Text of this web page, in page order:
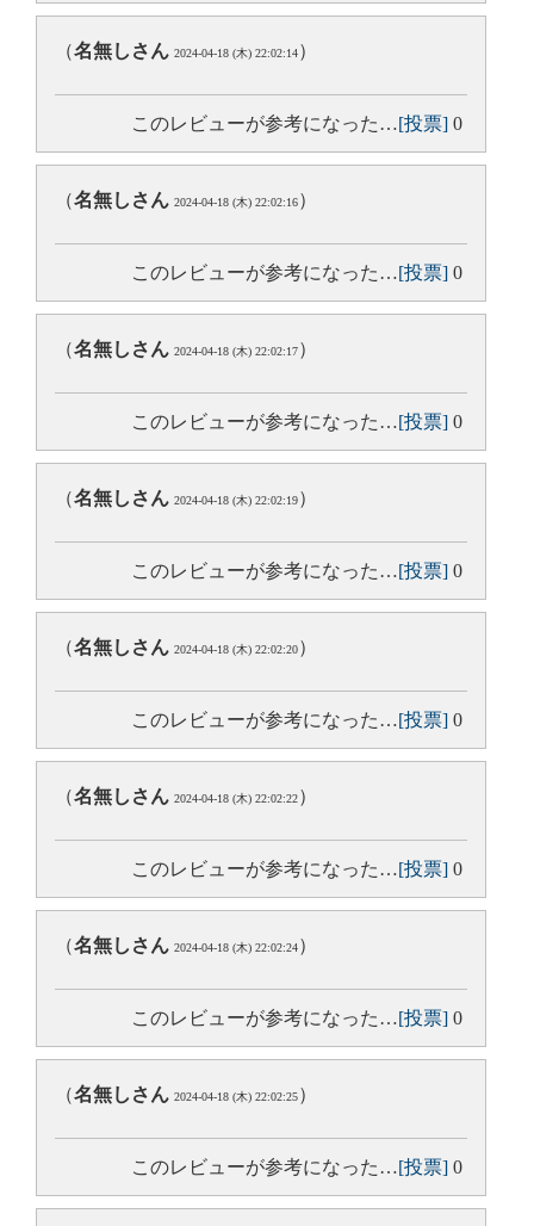
（名無しさん 2024-04-18 (木) 22:02:14）
このレビューが参考になった…[投票] 0
（名無しさん 2024-04-18 (木) 22:02:16）
このレビューが参考になった…[投票] 0
（名無しさん 2024-04-18 (木) 22:02:17）
このレビューが参考になった…[投票] 0
（名無しさん 2024-04-18 (木) 22:02:19）
このレビューが参考になった…[投票] 0
（名無しさん 2024-04-18 (木) 22:02:20）
このレビューが参考になった…[投票] 0
（名無しさん 2024-04-18 (木) 22:02:22）
このレビューが参考になった…[投票] 0
（名無しさん 2024-04-18 (木) 22:02:24）
このレビューが参考になった…[投票] 0
（名無しさん 2024-04-18 (木) 22:02:25）
このレビューが参考になった…[投票] 0